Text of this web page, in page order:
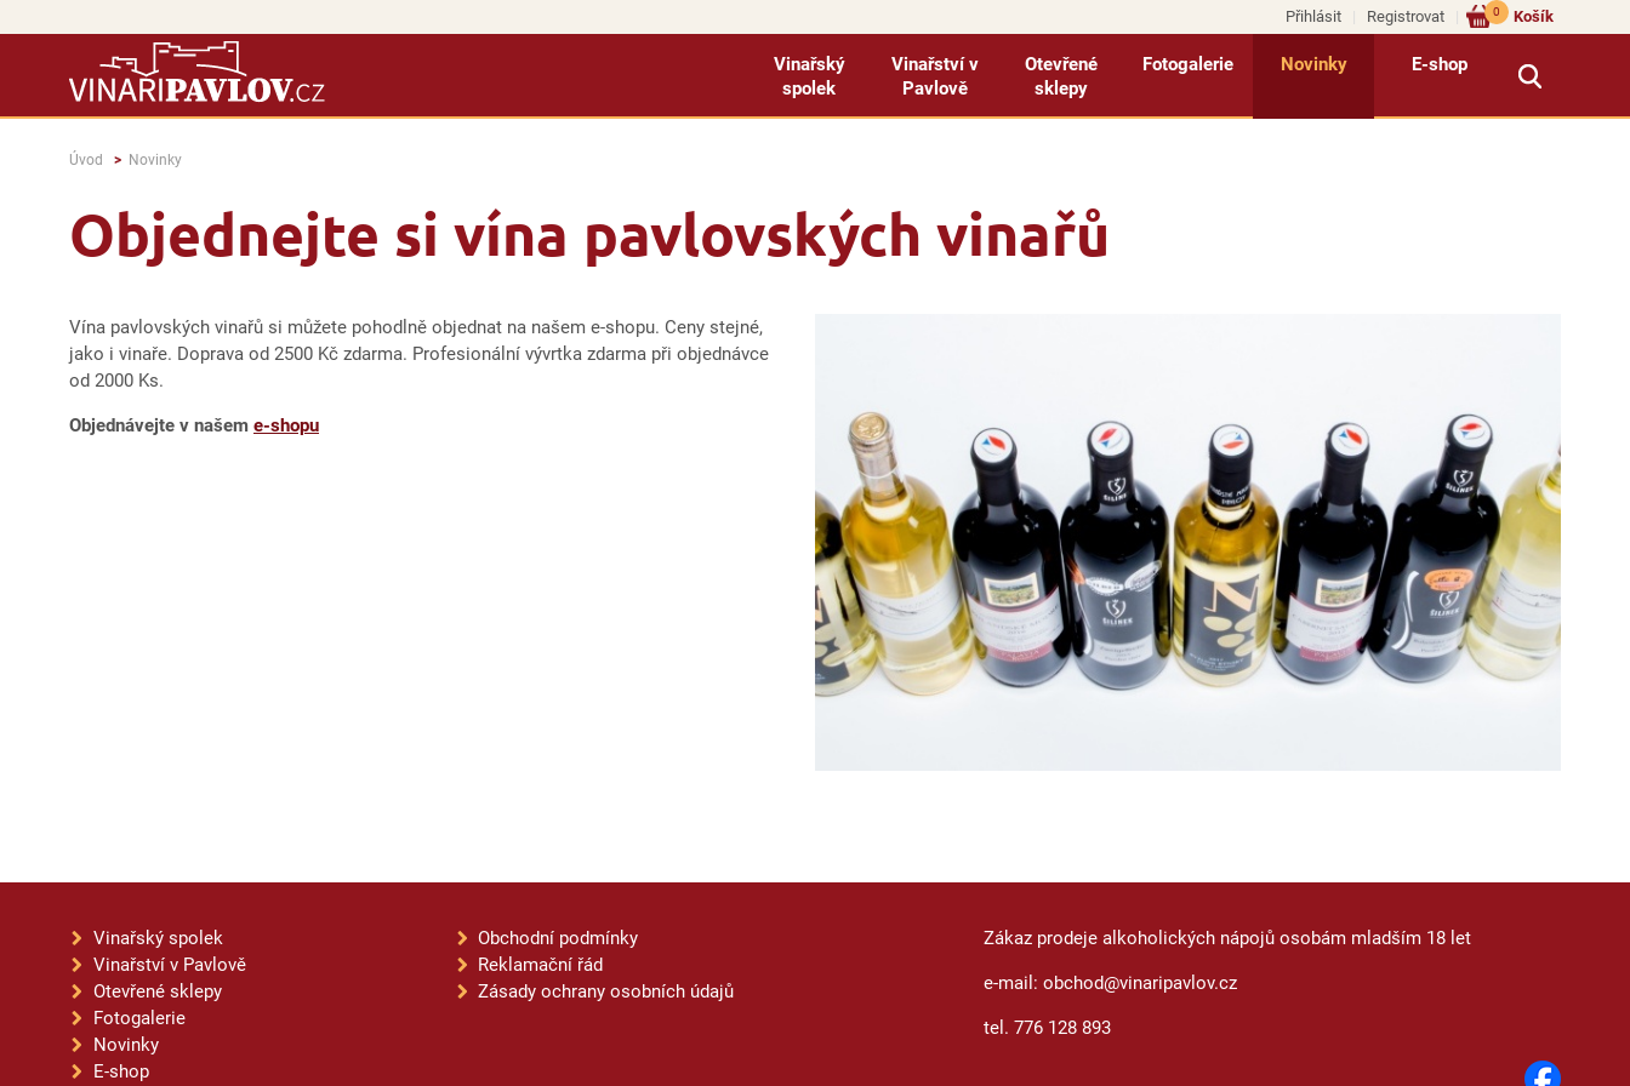
Přihlásit Registrovat Košík
0
Vinařský
spolek
Vinařství v
Pavlově
Otevřené
sklepy
Fotogalerie Novinky E-shop
Úvod Novinky
Objednejte si vína pavlovských vinařů
Vína pavlovských vinařů si můžete pohodlně objednat na našem e-shopu. Ceny stejné,
jako i vinaře. Doprava od 2500 Kč zdarma. Profesionální vývrtka zdarma při objednávce
od 2000 Ks.
Objednávejte v našem e-shopu
Vinařský spolek
Vinařství v Pavlově
Otevřené sklepy
Fotogalerie
Novinky
E-shop
Obchodní podmínky
Reklamační řád
Zásady ochrany osobních údajů
Zákaz prodeje alkoholických nápojů osobám mladším 18 let
e-mail: obchod@vinaripavlov.cz
tel. 776 128 893